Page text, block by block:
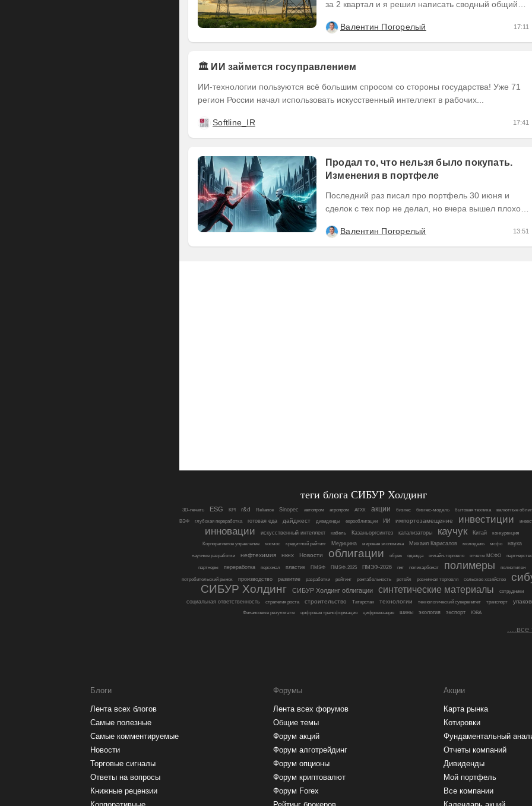
за 2 квартал и я решил написать сводный общий
Валентин Погорелый
17:11
🏛️ ИИ займется госуправлением
ИИ-технологии пользуются всё большим спросом со стороны государства! Уже 71
регион России начал использовать искусственный интеллект в рабочих...
Softline_IR 17:41
Продал то, что нельзя было покупать.
Изменения в портфеле
Последний раз писал про портфель 30 июня и
сделок с тех пор не делал, но вчера вышел плохой
Валентин Погорелый
13:51
теги блога CИБУР Холдинг
3D-печать ESG KPI r&d Reliance Sinopec автопром агропром АГХК акции бизнес бизнес-модель бытовая техника валютные
ВЭФ глубокая переработка готовая еда дайджест дивиденды еврооблигации ИИ импортозамещение инвестиции
инновации искусственный интеллект кабель Казаньоргсинтез катализаторы каучук Китай
конкуренция
Корпоративное управление
космос кредитный рейтинг Медицина мировая экономика Михаил Карисалов молодежь мсфо наука
научные разработки нефтехимия нкнх Новости облигации обувь одежда онлайн-торговля отчеты МСФО партнерство
партнеры переработка персонал пластик ПМЭФ ПМЭФ-2025 ПМЭФ-2026 пнг поликарбонат полимеры полиэтилен
потребительский рынок производство развитие разработки рейтинг рентабельность ретейл розничная торговля сельское хозяйство
СИБУР Холдинг
СИБУР Холдинг облигации синтетические материалы сотрудники
социальная ответственность стратегия роста строительство Татарстан технологии технологический суверенитет транспорт
Финансовые результаты цифровая трансформация цифровизация шины экология экспорт ЮВА
....все
Блоги
Лента всех блогов
Самые полезные
Самые комментируемые
Новости
Торговые сигналы
Ответы на вопросы
Книжные рецензии
Форумы
Лента всех форумов
Общие темы
Форум акций
Форум алготрейдинг
Форум опционы
Форум криптовалют
Форум Forex
Акции
Карта рынка
Котировки
Фундаментальный
Отчеты компаний
Дивиденды
Мой портфель
Все компании